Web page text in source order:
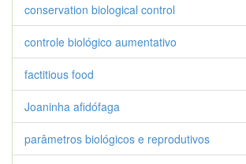
conservation biological control
controle biológico aumentativo
factitious food
Joaninha afidófaga
parâmetros biológicos e reprodutivos